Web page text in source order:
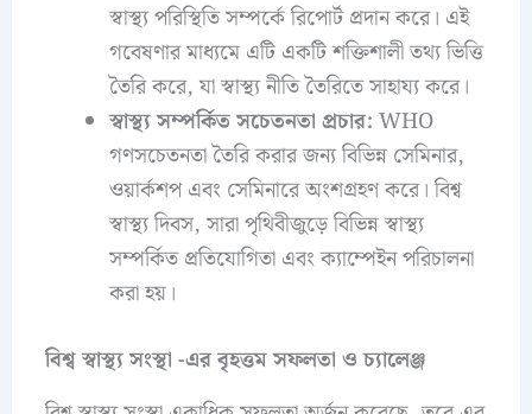
স্বাস্থ্য পরিস্থিতি সম্পর্কে রিপোর্ট প্রদান করে। এই
গবেষণার মাধ্যমে এটি একটি শক্তিশালী তথ্য ভিত্তি
তৈরি করে, যা স্বাস্থ্য নীতি তৈরিতে সাহায্য করে।
স্বাস্থ্য সম্পর্কিত সচেতনতা প্রচার: WHO
গণসচেতনতা তৈরি করার জন্য বিভিন্ন সেমিনার,
ওয়ার্কশপ এবং সেমিনারে অংশগ্রহণ করে। বিশ্ব
স্বাস্থ্য দিবস, সারা পৃথিবীজুড়ে বিভিন্ন স্বাস্থ্য
সম্পর্কিত প্রতিযোগিতা এবং ক্যাম্পেইন পরিচালনা
করা হয়।
বিশ্ব স্বাস্থ্য সংস্থা -এর বৃহত্তম সফলতা ও চ্যালেঞ্জ